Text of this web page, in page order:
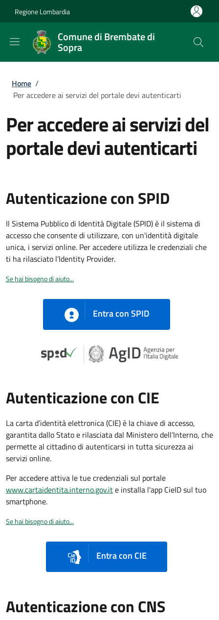
Regione Lombardia
Comune di Brembate di
Sopra
Briciole di pane
Home /
Per accedere ai servizi del portale devi autenticarti
Per accedere ai servizi del
portale devi autenticarti
Autenticazione con SPID
Il Sistema Pubblico di Identità Digitale (SPID) è il sistema di
accesso che consente di utilizzare, con un'identità digitale
unica, i servizi online. Per accedere utilizza le credenziali che
ti ha rilasciato l’Identity Provider.
Se hai bisogno di aiuto...
Entra con SPID
Autenticazione con CIE
La carta d’identità elettronica (CIE) è la chiave di accesso,
garantita dallo Stato e rilasciata dal Ministero dell’Interno, che
permette al cittadino di autenticarsi in tutta sicurezza ai
servizi online.
Per accedere attiva le tue credenziali sul portale
www.cartaidentita.interno.gov.ite installa l'app CieID sul tuo
smartphone.
Se hai bisogno di aiuto...
Entra con CIE
Autenticazione con CNS